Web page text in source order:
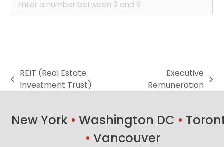
previous
REIT (Real Estate
Investment Trust)
next
Executive
Remuneration
New York • Washington DC •
• Vancouver